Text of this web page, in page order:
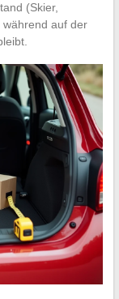
(Skier,
auf der